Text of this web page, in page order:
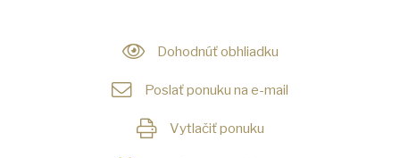
Dohodnúť obhliadku
Poslať ponuku na e-mail
Vytlačiť ponuku